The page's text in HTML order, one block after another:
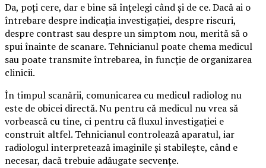
Da, poți cere, dar e bine să înțelegi când și de ce. Dacă ai o
întrebare despre indicația investigației, despre riscuri,
despre contrast sau despre un simptom nou, merită să o
spui înainte de scanare. Tehnicianul poate chema medicul
sau poate transmite întrebarea, în funcție de organizarea
clinicii.
În timpul scanării, comunicarea cu medicul radiolog nu
este de obicei directă. Nu pentru că medicul nu vrea să
vorbească cu tine, ci pentru că fluxul investigației e
construit altfel. Tehnicianul controlează aparatul, iar
radiologul interpretează imaginile și stabilește, când e
necesar, dacă trebuie adăugate secvențe.